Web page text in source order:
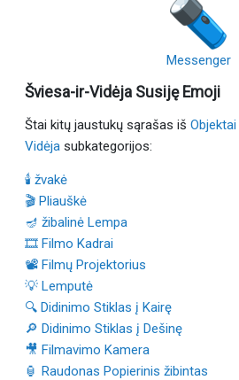
Messenger
Šviesa-ir-Vidėja Susiję Emoji
Štai kitų jaustukų sąrašas iš Objektai
Vidėja subkategorijos:
🕯 žvakė
🎬 Pliauškė
🪔 žibalinė Lempa
🎞 Filmo Kadrai
📽 Filmų Projektorius
💡 Lemputė
🔍 Didinimo Stiklas į Kairę
🔎 Didinimo Stiklas į Dešinę
🎥 Filmavimo Kamera
🏮 Raudonas Popierinis žibintas